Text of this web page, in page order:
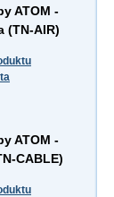
ATOM -
(TN-AIR)
ATOM -
CABLE)